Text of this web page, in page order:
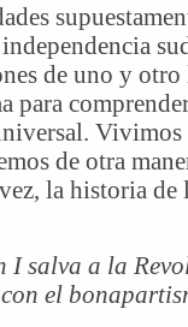
de uno y
para
de otra
la historia
I salva a la
con el